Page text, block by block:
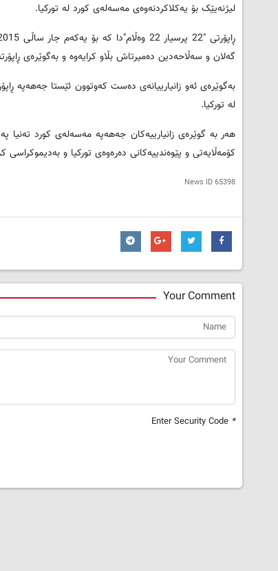
لیژنەیێک بۆ یەکلاکردنەوەی مەسەلەی کورد لە تورکیا.
گەلان و سەڵاحەدین دەمیرتاش بڵاو کرایەوە و بەگوێرەی
بەگوێرەی ئەو زانیارییانەی دەست کەوتوون ئێستا جەهەپە
لە تورکیا.
هەر بە گوێرەی زانیارییەکان جەهەپە مەسەلەی کورد
کۆمەڵایەتی و پێوەندییەکانی دەرەوەی تورکیا و
News ID65398
Your Comment
*